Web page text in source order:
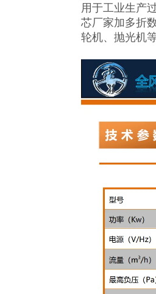
用于工业生产
芯厂家加多折
轮机、抛光机